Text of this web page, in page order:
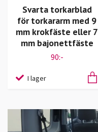
Svarta torkarblad
för torkararm med 9
mm krokfäste eller 7
mm bajonettfäste
90:-
I lager